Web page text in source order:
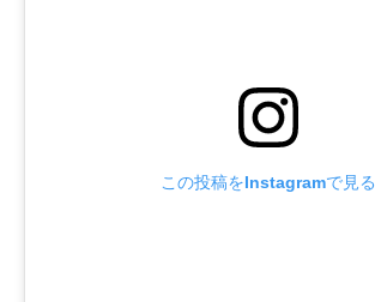
この投稿をInstagramで見る